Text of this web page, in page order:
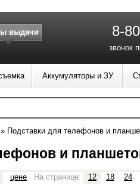
» Подставки для телефонов и
и
цене На странице: 12 18 24
выдачи 8-
звонок
Аккумуляторы и ЗУ